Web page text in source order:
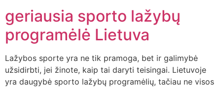
geriausia sporto lažybų
programėlė Lietuva
Lažybos sporte yra ne tik pramoga, bet ir galimybė
užsidirbti, jei žinote, kaip tai daryti teisingai. Lietuvoje
yra daugybė sporto lažybų programėlių, tačiau ne visos